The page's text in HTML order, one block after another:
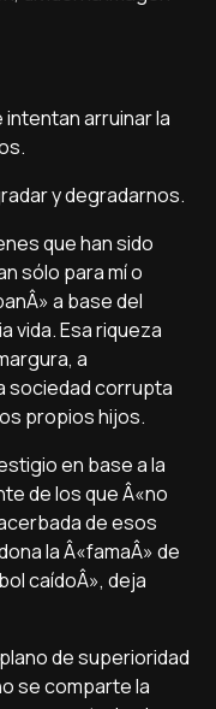
arruinar la
y degradarnos.
que han sido
sólo para mí­ o
a base del
vida. Esa riqueza
a
sociedad corrupta
propios hijos.
en base a la
de los que Â«no
de esos
la Â«famaÂ» de
caí­doÂ», deja
de superioridad
se comparte la